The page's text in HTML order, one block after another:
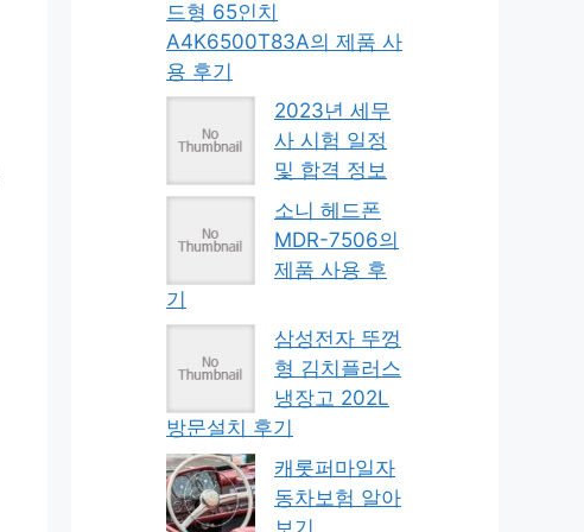
드형 65인치
A4K6500T83A의 제품 사
용 후기
2023년 세무
사 시험 일정
및 합격 정보
소니 헤드폰
MDR-7506의
제품 사용 후
기
삼성전자 뚜껑
형 김치플러스
냉장고 202L
방문설치 후기
캐롯퍼마일자
동차보험 알아
보기